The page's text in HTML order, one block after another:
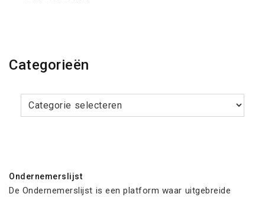
Categorieën
Categorieën
Ondernemerslijst
De Ondernemerslijst is een platform waar uitgebreide